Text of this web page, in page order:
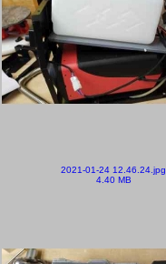
2021-01-24 12.46.24.jpg
4.40 MB